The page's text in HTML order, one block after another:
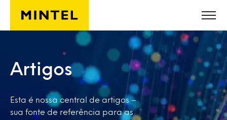
Skip to main content
Artigos
Esta é nossa central de artigos –
sua fonte de referência para as